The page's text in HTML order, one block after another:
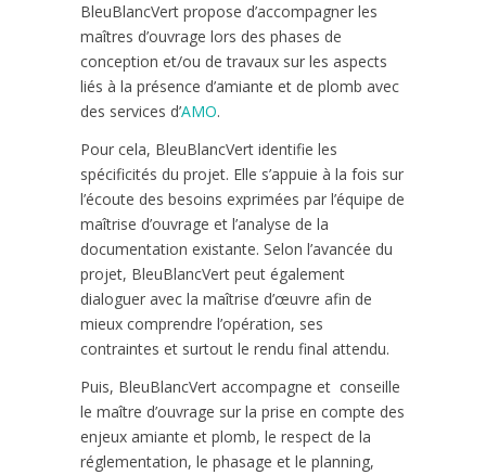
BleuBlancVert propose d’accompagner les
maîtres d’ouvrage lors des phases de
conception et/ou de travaux sur les aspects
liés à la présence d’amiante et de plomb avec
des services d’AMO.
Pour cela, BleuBlancVert identifie les
spécificités du projet. Elle s’appuie à la fois sur
l’écoute des besoins exprimées par l’équipe de
maîtrise d’ouvrage et l’analyse de la
documentation existante. Selon l’avancée du
projet, BleuBlancVert peut également
dialoguer avec la maîtrise d’œuvre afin de
mieux comprendre l’opération, ses
contraintes et surtout le rendu final attendu.
Puis, BleuBlancVert accompagne et conseille
le maître d’ouvrage sur la prise en compte des
enjeux amiante et plomb, le respect de la
réglementation, le phasage et le planning,